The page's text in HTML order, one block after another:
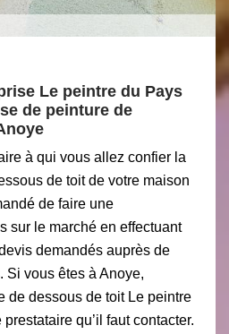
Le peintre du Pays
de peinture de
à qui vous allez confier la
de toit de votre maison
de faire une
sur le marché en effectuant
demandés auprès de
Si vous êtes à Anoye,
de dessous de toit Le peintre
qu’il faut contacter.